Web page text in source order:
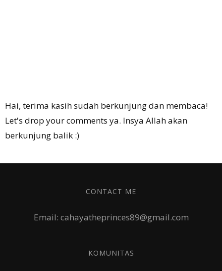
Hai, terima kasih sudah berkunjung dan membaca!
Let's drop your comments ya. Insya Allah akan
berkunjung balik :)
CONTACT ME
Email: cahayatheprinces89@gmail.com
KOMUNITAS